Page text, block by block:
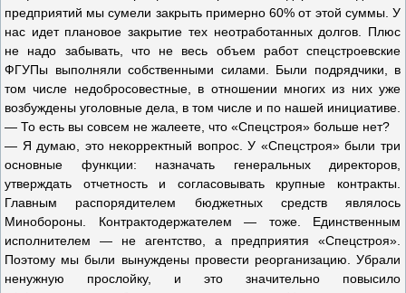
предприятий мы сумели закрыть примерно 60% от этой суммы. У
нас идет плановое закрытие тех неотработанных долгов. Плюс
не надо забывать, что не весь объем работ спецстроевские
ФГУПы выполняли собственными силами. Были подрядчики, в
том числе недобросовестные, в отношении многих из них уже
возбуждены уголовные дела, в том числе и по нашей инициативе.
— То есть вы совсем не жалеете, что «Спецстроя» больше нет?
— Я думаю, это некорректный вопрос. У «Спецстроя» были три
основные функции: назначать генеральных директоров,
утверждать отчетность и согласовывать крупные контракты.
Главным распорядителем бюджетных средств являлось
Минобороны. Контрактодержателем — тоже. Единственным
исполнителем — не агентство, а предприятия «Спецстроя».
Поэтому мы были вынуждены провести реорганизацию. Убрали
ненужную прослойку, и это значительно повысило